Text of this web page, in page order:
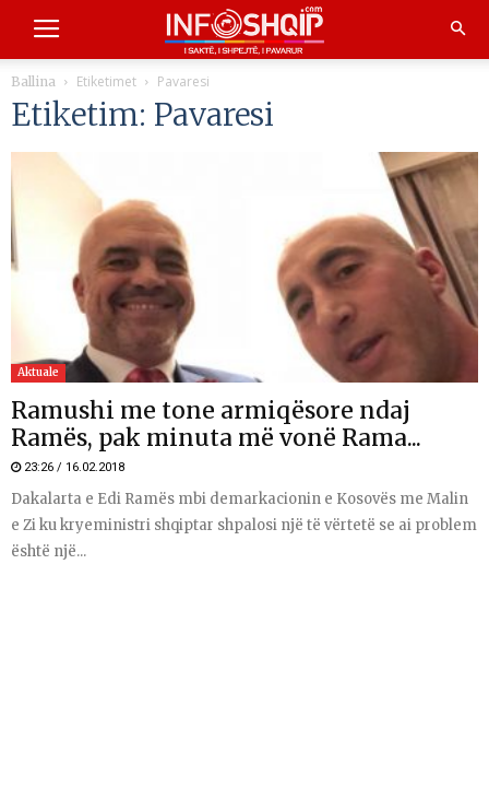
Ballina Etiketimet Pavaresi
Etiketim: Pavaresi
Aktuale
Ramushi me tone armiqësore ndaj
Ramës, pak minuta më vonë Rama...
23:26 / 16.02.2018
Dakalarta e Edi Ramës mbi demarkacionin e Kosovës me Malin
e Zi ku kryeministri shqiptar shpalosi një të vërtetë se ai problem
është një...